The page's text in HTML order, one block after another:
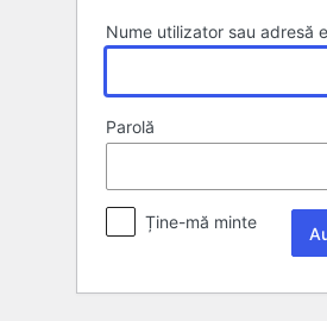
Nume utilizator sau adresă
Parolă
Ține-mă minte